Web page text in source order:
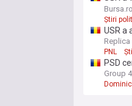
PNRR
Bursa.ro
Știri
USR a
„Fritz“
Replica
PNL
PSD
Group